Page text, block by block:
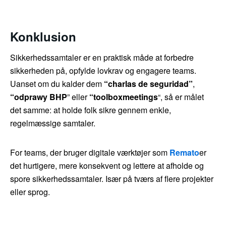
Konklusion
Sikkerhedssamtaler er en praktisk måde at forbedre
sikkerheden på, opfylde lovkrav og engagere teams.
Uanset om du kalder dem “charlas de seguridad”,
“odprawy BHP” eller“toolboxmeetings“, så er målet
det samme: at holde folk sikre gennem enkle,
regelmæssige samtaler.
For teams, der bruger digitale værktøjer som Rematoer
det hurtigere, mere konsekvent og lettere at afholde og
spore sikkerhedssamtaler. Især på tværs af flere projekter
eller sprog.